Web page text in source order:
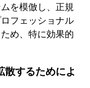
を模倣し、正規
フェッショナル
め、特に効果的
散するためによ